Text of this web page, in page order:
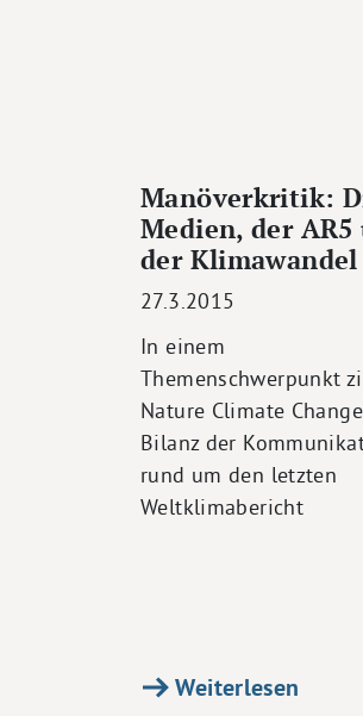
Manöverkritik:
Medien, der AR5
der Klimawandel
27.3.2015
In einem
Themenschwerpunkt
Nature Climate
Bilanz der
rund um den letzten
Weltklimabericht
Weiterlesen